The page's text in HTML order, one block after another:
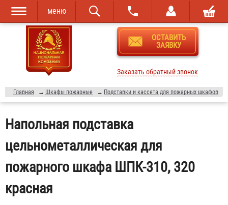
Перейти к
основному
содержанию
Skip to
navigation
меню
ОСТАВИТЬ
ЗАЯВКУ
Заказать обратный звонок
Главная → Шкафы пожарные → Подставки и кассета для пожарных шкафов
Напольная подставка
цельнометаллическая для
пожарного шкафа ШПК-310, 320
красная